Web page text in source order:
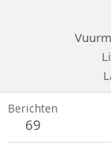
Berichten
69